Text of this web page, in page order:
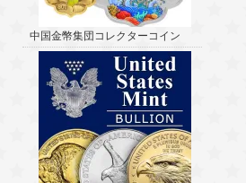
中国金幣集団コレクターコイン